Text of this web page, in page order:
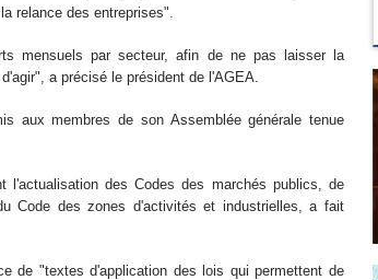
relance des entreprises".
mensuels par secteur, afin de ne pas laisser la
a précisé le président de l'AGEA.
aux membres de son Assemblée générale tenue
l'actualisation des Codes des marchés publics, de
Code des zones d'activités et industrielles, a fait
de "textes d'application des lois qui permettent de